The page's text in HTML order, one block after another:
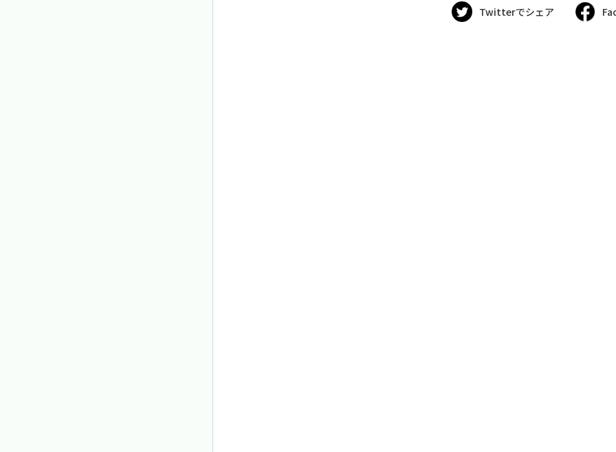
Twitterでシェア